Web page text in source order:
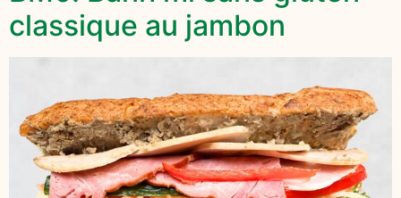
classique au jambon